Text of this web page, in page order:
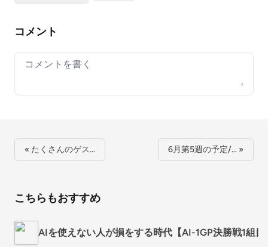
コメント
Your comment
« たくさんのゲス… 6月第5週の予定/… »
こちらもおすすめ
AIを使えない人が損をする時代【AI-1GP決勝戦1組目